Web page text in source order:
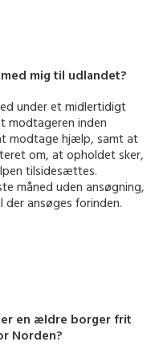
mig til udlandet?
under et midlertidigt
modtageren inden
modtage hjælp, samt at
om, at opholdet sker,
tilsidesættes.
måned uden ansøgning,
ansøges forinden.
en ældre borger frit
Norden?